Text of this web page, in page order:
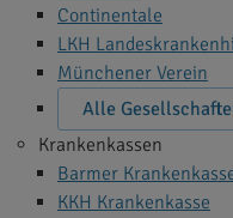
Continentale
LKH
Münchener Verein
Alle
Krankenkassen
Barmer
KKH Krankenkasse